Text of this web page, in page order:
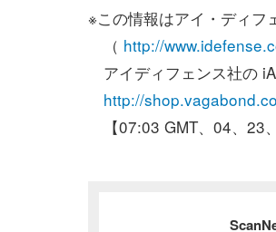
※この情報はアイ・ディフ
（ http://
アイディフェンス社の
http://
【07:03 GMT、04、23